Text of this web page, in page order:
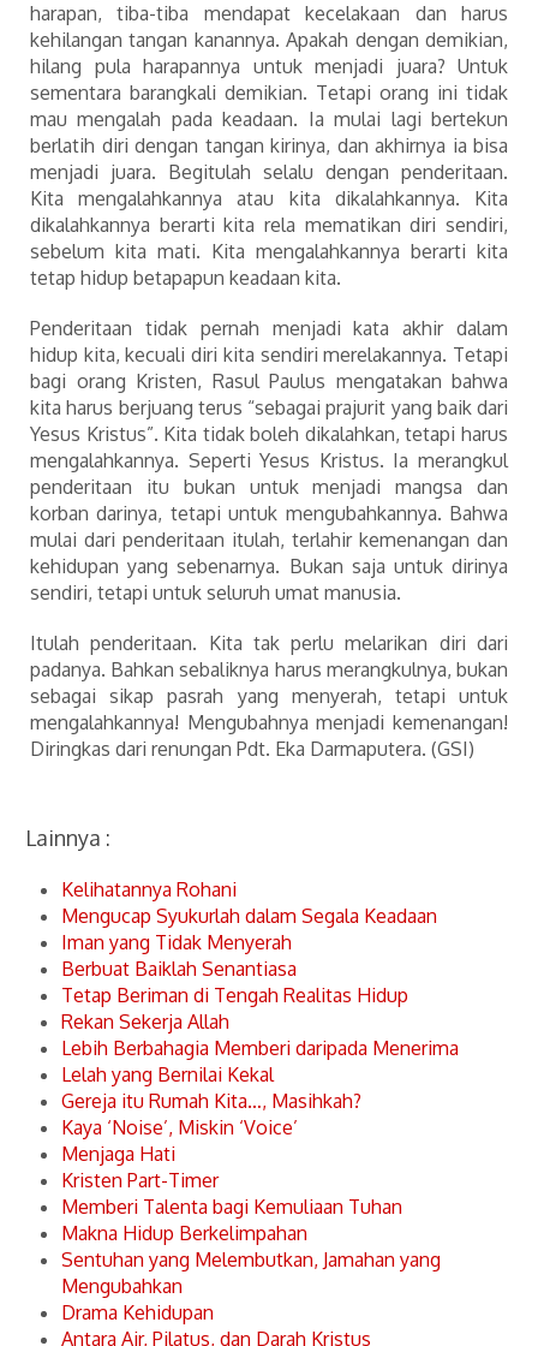
harapan, tiba-tiba mendapat kecelakaan dan harus
kehilangan tangan kanannya. Apakah dengan demikian,
hilang pula harapannya untuk menjadi juara? Untuk
sementara barangkali demikian. Tetapi orang ini tidak
mau mengalah pada keadaan. Ia mulai lagi bertekun
berlatih diri dengan tangan kirinya, dan akhirnya ia bisa
menjadi juara. Begitulah selalu dengan penderitaan.
Kita mengalahkannya atau kita dikalahkannya. Kita
dikalahkannya berarti kita rela mematikan diri sendiri,
sebelum kita mati. Kita mengalahkannya berarti kita
tetap hidup betapapun keadaan kita.
Penderitaan tidak pernah menjadi kata akhir dalam
hidup kita, kecuali diri kita sendiri merelakannya. Tetapi
bagi orang Kristen, Rasul Paulus mengatakan bahwa
kita harus berjuang terus “sebagai prajurit yang baik dari
Yesus Kristus”. Kita tidak boleh dikalahkan, tetapi harus
mengalahkannya. Seperti Yesus Kristus. Ia merangkul
penderitaan itu bukan untuk menjadi mangsa dan
korban darinya, tetapi untuk mengubahkannya. Bahwa
mulai dari penderitaan itulah, terlahir kemenangan dan
kehidupan yang sebenarnya. Bukan saja untuk dirinya
sendiri, tetapi untuk seluruh umat manusia.
Itulah penderitaan. Kita tak perlu melarikan diri dari
padanya. Bahkan sebaliknya harus merangkulnya, bukan
sebagai sikap pasrah yang menyerah, tetapi untuk
mengalahkannya! Mengubahnya menjadi kemenangan!
Diringkas dari renungan Pdt. Eka Darmaputera. (GSI)
Lainnya :
Kelihatannya Rohani
Mengucap Syukurlah dalam Segala Keadaan
Iman yang Tidak Menyerah
Berbuat Baiklah Senantiasa
Tetap Beriman di Tengah Realitas Hidup
Rekan Sekerja Allah
Lebih Berbahagia Memberi daripada Menerima
Lelah yang Bernilai Kekal
Gereja itu Rumah Kita…, Masihkah?
Kaya ‘Noise’, Miskin ‘Voice’
Menjaga Hati
Kristen Part-Timer
Memberi Talenta bagi Kemuliaan Tuhan
Makna Hidup Berkelimpahan
Sentuhan yang Melembutkan, Jamahan yang
Mengubahkan
Drama Kehidupan
Antara Air, Pilatus, dan Darah Kristus